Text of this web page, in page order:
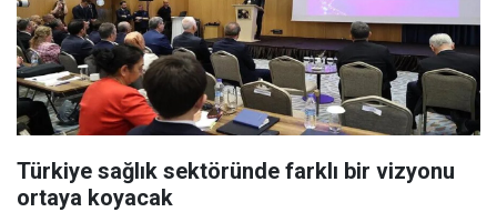
Türkiye sağlık sektöründe farklı bir vizyonu
ortaya koyacak